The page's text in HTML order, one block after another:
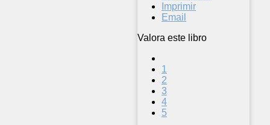
Imprimir
Email
Valora este libro
1
2
3
4
5